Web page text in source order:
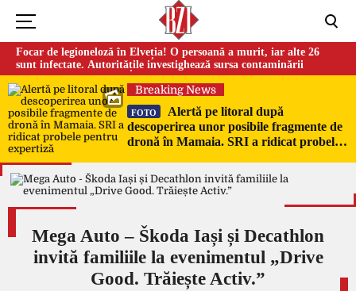
Focar de legioneloză în Elveția! O persoană a murit, iar alte 26
sunt infectate. Autoritățile investighează sursa contaminării
Breaking News
FOTO
Alertă pe litoral după
descoperirea unor posibile fragmente de
dronă în Mamaia. SRI a ridicat probele
Mega Auto – Škoda Iași și Decathlon
invită familiile la evenimentul „Drive
Good. Trăiește Activ.”